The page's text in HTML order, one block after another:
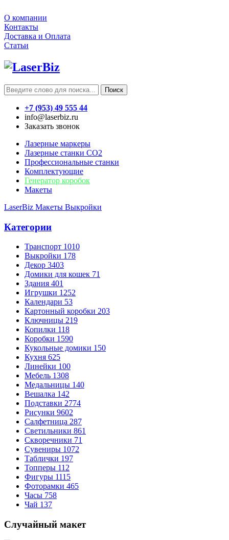
О компании
Контакты
Доставка и Оплата
Статьи
Поиск
+7 (953) 49 555 44
info@laserbiz.ru
Заказать звонок
Лазерные маркеры
Лазерные станки CO2
Профессиональные станки
Комплектующие
Генератор коробок
Макеты
LaserBiz Макеты Выкройки
Категории
Транспорт 1010
Выкройки 178
Декор 3403
Домики для кошек 71
Здания 401
Игрушки 1252
Календари 53
Картонный коробки 203
Ключницы 219
Копилки 118
Коробки 1590
Кукольные домики 150
Кухня 625
Линейки 100
Мебель 1308
Медальницы 140
Вешалка 142
Подставки 2774
Рисунки 9602
Салфетница 287
Светильники 861
Скворечники 71
Сувениры 1072
Таблички 197
Топперы 112
Фигуры 1115
Фоторамки 465
Часы 758
Чай 137
Случайный макет